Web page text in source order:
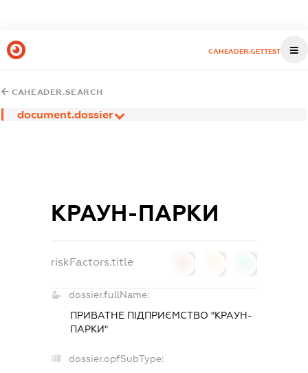
CAHEADER.GETTEST
CAHEADER.SEARCH
document.dossier
КРАУН-ПАРКИ
riskFactors.title
dossier.fullName:
ПРИВАТНЕ ПІДПРИЄМСТВО "КРАУН-
ПАРКИ"
dossier.opfSubType: